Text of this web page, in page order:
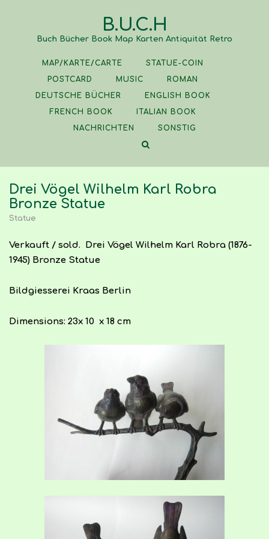
B.U.C.H
Buch Bücher Book Map Karten Antiquität Retro
MAP/KARTE/CARTE
STATUE-COIN
POSTCARD
MUSIC
ROMAN
DEUTSCHE BÜCHER
ENGLISH BOOK
FRENCH BOOK
ITALIAN BOOK
NACHRICHTEN
SONSTIG
Drei Vögel Wilhelm Karl Robra
Bronze Statue
Statue
Verkauft / sold. Drei Vögel Wilhelm Karl Robra (1876-
1945) Bronze Statue
Bildgiesserei Kraas Berlin
Dimensions: 23x 10 x 18 cm